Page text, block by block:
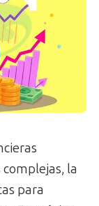
la
para